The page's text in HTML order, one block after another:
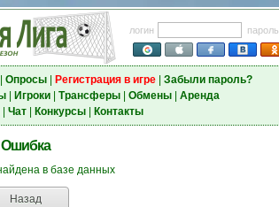
логин
пароль
Опросы| Регистрация в игре| Забыли пароль?
| Игроки| Трансферы| Обмены| Аренда
Чат| Конкурсы| Контакты
Ошибка
в базе данных
Назад